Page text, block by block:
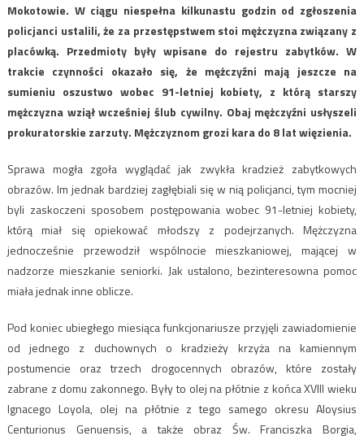
Mokotowie. W ciągu niespełna kilkunastu godzin od zgłoszenia
policjanci ustalili, że za przestępstwem stoi mężczyzna związany z
placówką. Przedmioty były wpisane do rejestru zabytków. W
trakcie czynności okazało się, że mężczyźni mają jeszcze na
sumieniu oszustwo wobec 91-letniej kobiety, z którą starszy
mężczyzna wziął wcześniej ślub cywilny. Obaj mężczyźni usłyszeli
prokuratorskie zarzuty. Mężczyznom grozi kara do 8 lat więzienia.
Sprawa mogła zgoła wyglądać jak zwykła kradzież zabytkowych
obrazów. Im jednak bardziej zagłębiali się w nią policjanci, tym mocniej
byli zaskoczeni sposobem postępowania wobec 91-letniej kobiety,
którą miał się opiekować młodszy z podejrzanych. Mężczyzna
jednocześnie przewodził wspólnocie mieszkaniowej, mającej w
nadzorze mieszkanie seniorki. Jak ustalono, bezinteresowna pomoc
miała jednak inne oblicze.
Pod koniec ubiegłego miesiąca funkcjonariusze przyjęli zawiadomienie
od jednego z duchownych o kradzieży krzyża na kamiennym
postumencie oraz trzech drogocennych obrazów, które zostały
zabrane z domu zakonnego. Były to olej na płótnie z końca XVIII wieku
Ignacego Loyola, olej na płótnie z tego samego okresu Aloysius
Centurionus Genuensis, a także obraz Św. Franciszka Borgia,